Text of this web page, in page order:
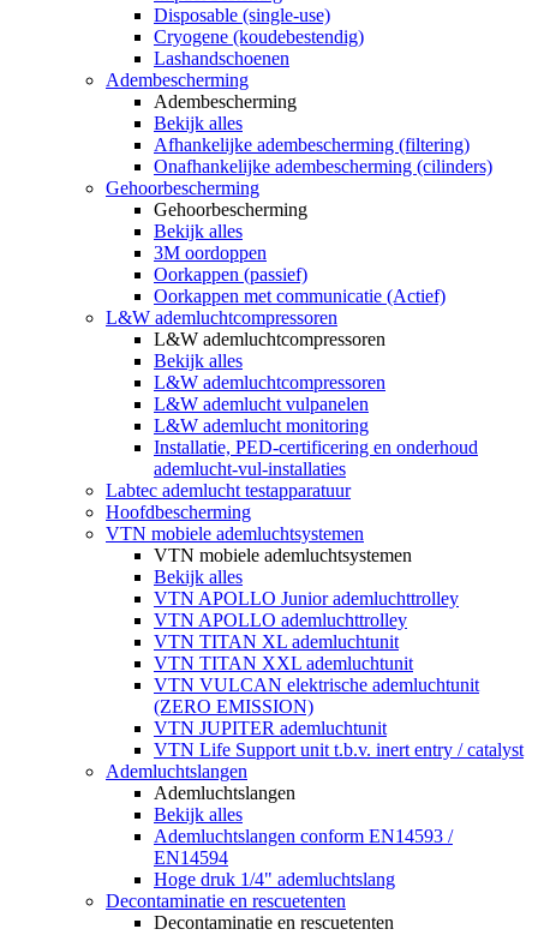
Disposable (single-use)
Cryogene (koudebestendig)
Lashandschoenen
Adembescherming
Adembescherming
Bekijk alles
Afhankelijke adembescherming (filtering)
Onafhankelijke adembescherming (cilinders)
Gehoorbescherming
Gehoorbescherming
Bekijk alles
3M oordoppen
Oorkappen (passief)
Oorkappen met communicatie (Actief)
L&W ademluchtcompressoren
L&W ademluchtcompressoren
Bekijk alles
L&W ademluchtcompressoren
L&W ademlucht vulpanelen
L&W ademlucht monitoring
Installatie, PED-certificering en onderhoud
ademlucht-vul-installaties
Labtec ademlucht testapparatuur
Hoofdbescherming
VTN mobiele ademluchtsystemen
VTN mobiele ademluchtsystemen
Bekijk alles
VTN APOLLO Junior ademluchttrolley
VTN APOLLO ademluchttrolley
VTN TITAN XL ademluchtunit
VTN TITAN XXL ademluchtunit
VTN VULCAN elektrische ademluchtunit
(ZERO EMISSION)
VTN JUPITER ademluchtunit
VTN Life Support unit t.b.v. inert entry / catalyst
Ademluchtslangen
Ademluchtslangen
Bekijk alles
Ademluchtslangen conform EN14593 /
EN14594
Hoge druk 1/4" ademluchtslang
Decontaminatie en rescuetenten
Decontaminatie en rescuetenten